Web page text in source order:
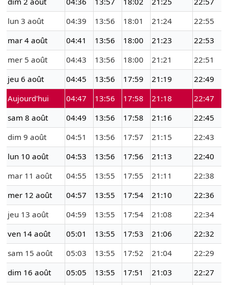
lun 3 août
04:39 13:56 18:01 21:24
22:55
mar 4 août
04:41 13:56 18:00 21:23
22:53
mer 5 août
04:43 13:56 18:00 21:21
22:51
jeu 6 août
04:45 13:56 17:59 21:19
22:49
Aujourd'hui
04:47 13:56 17:58 21:18
22:47
sam 8 août
04:49 13:56 17:58 21:16
22:45
dim 9 août
04:51 13:56 17:57 21:15
22:43
lun 10 août
04:53 13:56 17:56 21:13
22:40
mar 11 août
04:55 13:55 17:55 21:11
22:38
mer 12 août
04:57 13:55 17:54 21:10
22:36
jeu 13 août
04:59 13:55 17:54 21:08
22:34
ven 14 août
05:01 13:55 17:53 21:06
22:32
sam 15 août
05:03 13:55 17:52 21:04
22:29
dim 16 août
05:05 13:55 17:51 21:03
22:27